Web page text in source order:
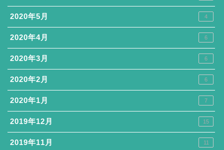
2020年5月 4
2020年4月 6
2020年3月 6
2020年2月 6
2020年1月 7
2019年12月 15
2019年11月 11